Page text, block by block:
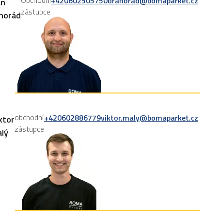
zástupce
obchodní
zástupce
+420602886779viktor.maly@bomaparket.cz